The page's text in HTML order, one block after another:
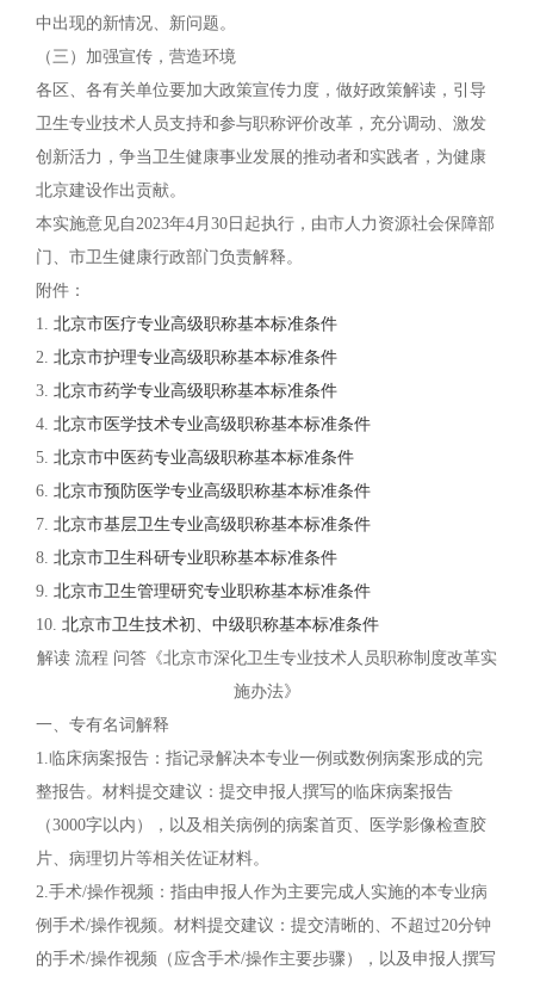
中出现的新情况、新问题。
（三）加强宣传，营造环境
各区、各有关单位要加大政策宣传力度，做好政策解读，引导
卫生专业技术人员支持和参与职称评价改革，充分调动、激发
创新活力，争当卫生健康事业发展的推动者和实践者，为健康
北京建设作出贡献。
本实施意见自2023年4月30日起执行，由市人力资源社会保障部
门、市卫生健康行政部门负责解释。
附件：
1. 北京市医疗专业高级职称基本标准条件
2. 北京市护理专业高级职称基本标准条件
3. 北京市药学专业高级职称基本标准条件
4. 北京市医学技术专业高级职称基本标准条件
5. 北京市中医药专业高级职称基本标准条件
6. 北京市预防医学专业高级职称基本标准条件
7. 北京市基层卫生专业高级职称基本标准条件
8. 北京市卫生科研专业职称基本标准条件
9. 北京市卫生管理研究专业职称基本标准条件
10. 北京市卫生技术初、中级职称基本标准条件
解读 流程 问答《北京市深化卫生专业技术人员职称制度改革实
施办法》
一、专有名词解释
1.临床病案报告：指记录解决本专业一例或数例病案形成的完
整报告。材料提交建议：提交申报人撰写的临床病案报告
（3000字以内），以及相关病例的病案首页、医学影像检查胶
片、病理切片等相关佐证材料。
2.手术/操作视频：指由申报人作为主要完成人实施的本专业病
例手术/操作视频。材料提交建议：提交清晰的、不超过20分钟
的手术/操作视频（应含手术/操作主要步骤），以及申报人撰写